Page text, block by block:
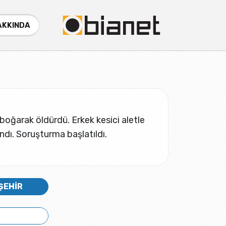
boğarak öldürdü. Erkek kesici aletle
Soruşturma başlatıldı.